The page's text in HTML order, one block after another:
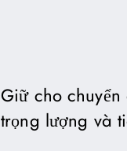
Giữ cho
trọng lượng và